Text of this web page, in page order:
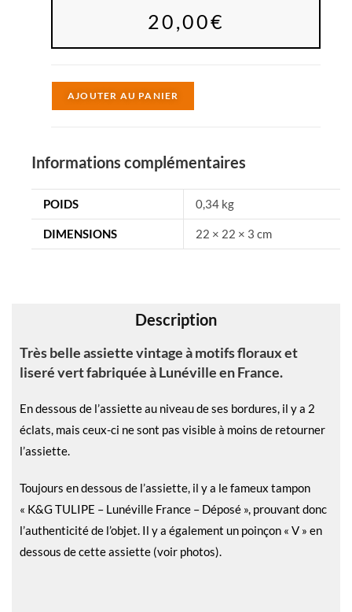
20,00€
AJOUTER AU PANIER
n
a
t
:
Informations complémentaires
POIDS 0,34 kg
DIMENSIONS 22 × 22 × 3 cm
Description
Très belle assiette vintage à motifs floraux et
liseré vert fabriquée à Lunéville en France.
En dessous de l’assiette au niveau de ses bordures, il y a 2
éclats, mais ceux-ci ne sont pas visible à moins de retourner
l’assiette.
Toujours en dessous de l’assiette, il y a le fameux tampon
« K&G TULIPE – Lunéville France – Déposé », prouvant donc
l’authenticité de l’objet. Il y a également un poinçon « V » en
dessous de cette assiette (voir photos).